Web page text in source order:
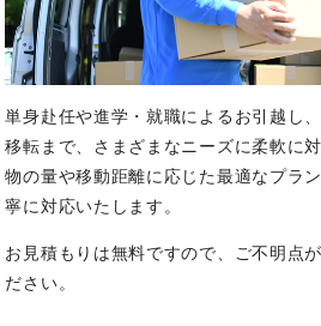
単身赴任や進学・就職によるお引越し
移転まで、さまざまなニーズに柔軟に対
物の量や移動距離に応じた最適なプラ
寧に対応いたします。
お見積もりは無料ですので、ご不明点
ださい。